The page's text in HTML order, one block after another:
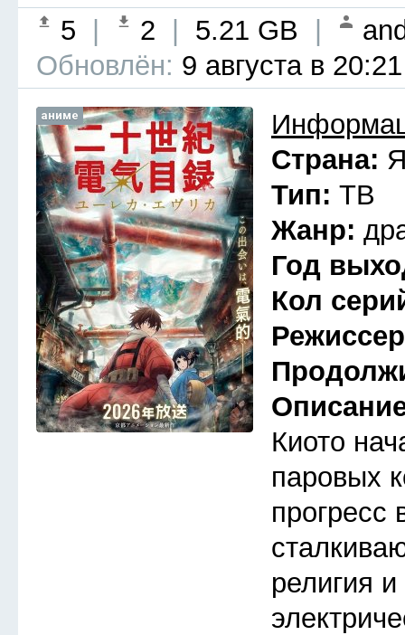
5 2 5.21 GB
Обновлён: 9 августа в 20:21
аниме
Страна:
Тип: ТВ
Жанр:
Год
Кол
Киото
паровых
прогресс
религия